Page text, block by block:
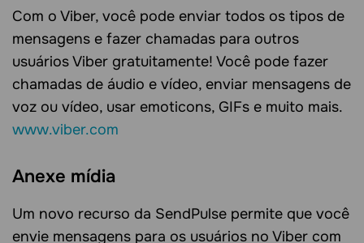
Com o Viber, você pode enviar todos os tipos de
mensagens e fazer chamadas para outros
usuários Viber gratuitamente! Você pode fazer
chamadas de áudio e vídeo, enviar mensagens de
voz ou vídeo, usar emoticons, GIFs e muito mais.
www.viber.com
Anexe mídia
Um novo recurso da SendPulse permite que você
envie mensagens para os usuários no Viber com